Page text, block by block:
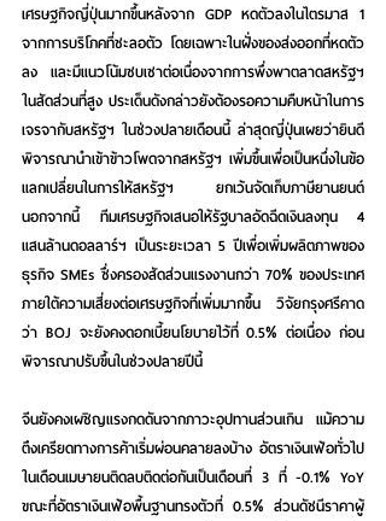
เศรษฐกิจญี่ปุ่นมากขึ้นหลังจาก GDP หดตัวลงในไตรมาส 1
จากการบริโภคที่ชะลอตัว โดยเฉพาะในฝั่งของส่งออกที่หดตัว
ลง และมีแนวโน้มซบเซาต่อเนื่องจากการพึ่งพาตลาดสหรัฐฯ
ในสัดส่วนที่สูง ประเด็นดังกล่าวยังต้องรอความคืบหน้าในการ
เจรจากับสหรัฐฯ ในช่วงปลายเดือนนี้ ล่าสุดญี่ปุ่นเผยว่ายินดี
พิจารณานำเข้าข้าวโพดจากสหรัฐฯ เพิ่มขึ้นเพื่อเป็นหนึ่งในข้อ
แลกเปลี่ยนในการให้สหรัฐฯ ยกเว้นจัดเก็บภาษียานยนต์
นอกจากนี้ ทีมเศรษฐกิจเสนอให้รัฐบาลอัดฉีดเงินลงทุน 4
แสนล้านดอลลาร์ฯ เป็นระยะเวลา 5 ปีเพื่อเพิ่มผลิตภาพของ
ธุรกิจ SMEs ซึ่งครองสัดส่วนแรงงานกว่า 70% ของประเทศ
ภายใต้ความเสี่ยงต่อเศรษฐกิจที่เพิ่มมากขึ้น วิจัยกรุงศรีคาด
ว่า BOJ จะยังคงดอกเบี้ยนโยบายไว้ที่ 0.5% ต่อเนื่อง ก่อน
พิจารณาปรับขึ้นในช่วงปลายปีนี้
จีนยังคงเผชิญแรงกดดันจากภาวะอุปทานส่วนเกิน แม้ความ
ตึงเครียดทางการค้าเริ่มผ่อนคลายลงบ้าง อัตราเงินเฟ้อทั่วไป
ในเดือนเมษายนติดลบติดต่อกันเป็นเดือนที่ 3 ที่ -0.1% YoY
ขณะที่อัตราเงินเฟ้อพื้นฐานทรงตัวที่ 0.5% ส่วนดัชนีราคาผู้